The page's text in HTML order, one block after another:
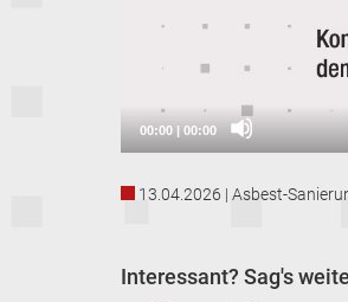
13.04.2026 | Asbest-
Interessant? Sag's